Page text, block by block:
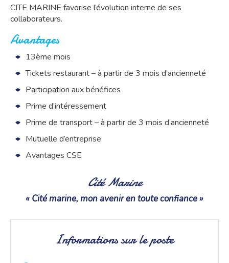
CITE MARINE favorise l’évolution interne de ses
collaborateurs.
Avantages
13ème mois
Tickets restaurant – à partir de 3 mois d’ancienneté
Participation aux bénéfices
Prime d’intéressement
Prime de transport – à partir de 3 mois d’ancienneté
Mutuelle d’entreprise
Avantages CSE
Cité Marine
« Cité marine, mon avenir en toute confiance »
Informations sur le poste